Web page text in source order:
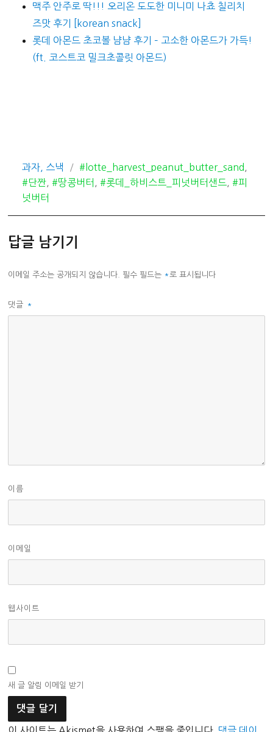
맥주 안주로 딱!!! 오리온 도도한 미니미 나쵸 칠리치
즈맛 후기 [korean snack]
롯데 아몬드 초코볼 냠냠 후기 – 고소한 아몬드가 가득!
(ft. 코스트코 밀크초콜릿 아몬드)
카
테
고
과자, 스낵
태
그
#lotte_harvest_peanut_butter_sand
#단짠 ,#땅콩버터 ,#롯데_하비스트_피넛버터샌드 ,#피
넛버터
답글 남기기
이메일 주소는 공개되지 않습니다. 필수 필드는 *로 표시됩니다
댓글 *
이름
이메일
웹사이트
새 글 알림 이메일 받기
이 사이트는 Akismet을 사용하여 스팸을 줄입니다. 댓글 데이